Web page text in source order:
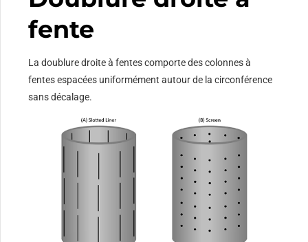
fente
La doublure droite à fentes comporte des colonnes à
fentes espacées uniformément autour de la circonférence
sans décalage.